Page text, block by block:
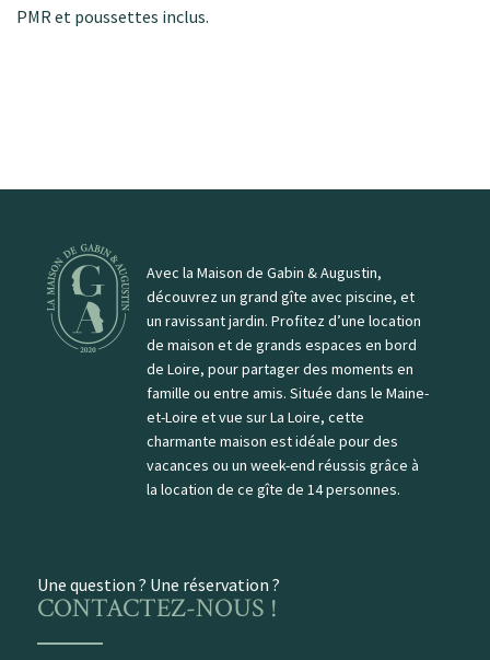
PMR et poussettes inclus.
Avec la Maison de Gabin & Augustin,
découvrez un grand gîte avec piscine, et
un ravissant jardin. Profitez d’une location
de maison et de grands espaces en bord
de Loire, pour partager des moments en
famille ou entre amis. Située dans le Maine-
et-Loire et vue sur La Loire, cette
charmante maison est idéale pour des
vacances ou un week-end réussis grâce à
la location de ce gîte de 14 personnes.
Une question ? Une réservation ?
CONTACTEZ-NOUS !